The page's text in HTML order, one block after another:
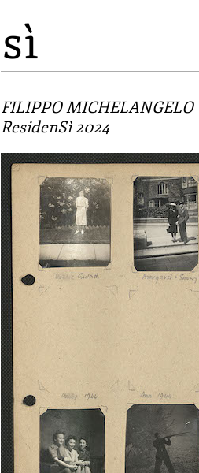
FILIPPO
ResidenSì 2024